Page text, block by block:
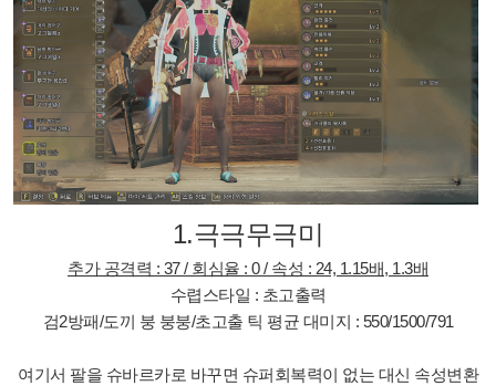
1.극극무극미
추가 공격력 : 37 / 회심율 : 0 / 속성 : 24, 1.15배, 1.3배
수렵스타일 : 초고출력
검2방패/도끼 붕 붕붕/초고출 틱 평균 대미지 : 550/1500/791
여기서 팔을 슈바르카로 바꾸면 슈퍼회복력이 없는 대신 속성변환